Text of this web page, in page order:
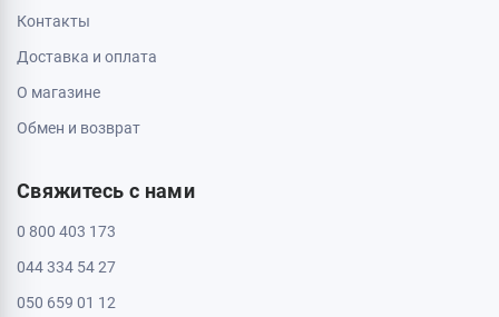
Полтава, 36000, ул. Небесной Сотни 2
Пн - Вс: с 10:00 до 20:00
ТРЦ Депот, 2 этаж
Черкассы, 18005, бул. Шевченка, 195
Информация
Контакты